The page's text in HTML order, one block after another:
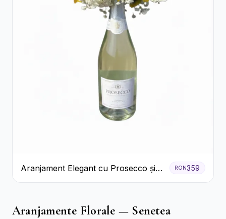
Aranjament Elegant cu Prosecco și
Flori Galbene.
RON359
Aranjamente Florale — Senetea